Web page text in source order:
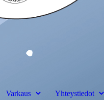
Varkaus Yhteystiedot